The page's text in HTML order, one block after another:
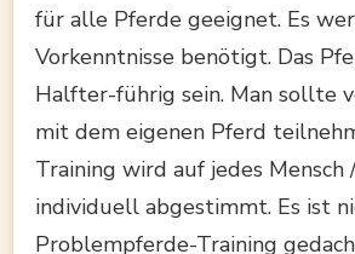
für alle Pferde geeignet. Es
Vorkenntnisse benötigt. Das
Halfter-führig sein. Man sollte
mit dem eigenen Pferd
Training wird auf jedes Mensch
individuell abgestimmt. Es ist
Problempferde-Training